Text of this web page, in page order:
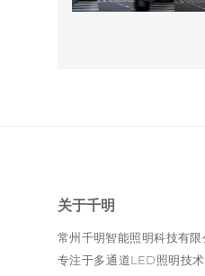
关于千明
常州千明智能照明科技有
专注于多通道LED照明技